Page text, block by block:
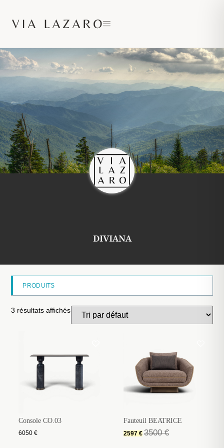
DIVIANA
PRODUITS
3 résultats affichés
Console CO.03
6050€
Fauteuil BEATRICE
2597€ 3500€